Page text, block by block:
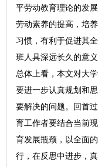
平劳动教育理论的发
劳动素养的提高，培
习惯，有利于促进其
班人具深远长久的意义
总体上看，本文对大
要进一步认真规划和
要解决的问题。回首
育工作者要结合当前
育发展瓶颈，以全面
行，在反思中进步，